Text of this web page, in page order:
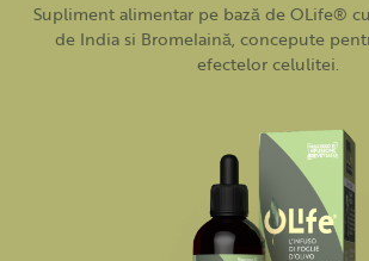
Supliment alimentar pe bază de OLife®
de India si Bromelaină, concepute
efectelor celulitei.